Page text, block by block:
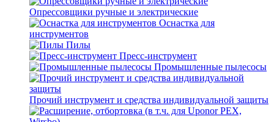
Опрессовщики ручные и электрические
Оснастка для
инструментов
Пилы
Пресс-инструмент
Промышленные пылесосы
Прочий инструмент и средства индивидуальной защиты